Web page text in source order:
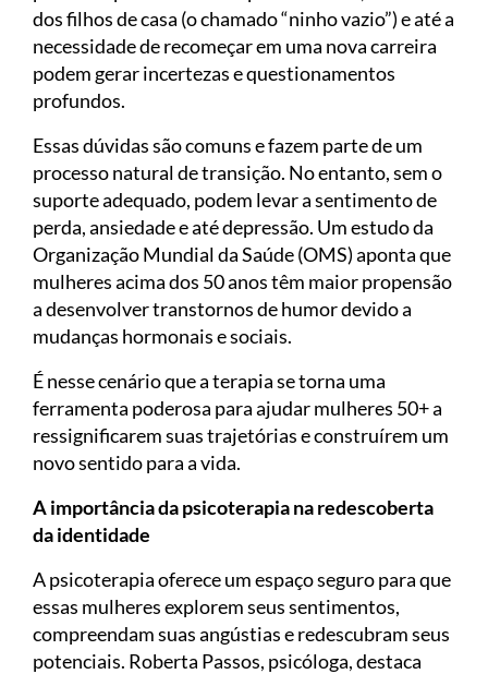
dos filhos de casa (o chamado “ninho vazio”) e até a
necessidade de recomeçar em uma nova carreira
podem gerar incertezas e questionamentos
profundos.
Essas dúvidas são comuns e fazem parte de um
processo natural de transição. No entanto, sem o
suporte adequado, podem levar a sentimento de
perda, ansiedade e até depressão. Um estudo da
Organização Mundial da Saúde (OMS) aponta que
mulheres acima dos 50 anos têm maior propensão
a desenvolver transtornos de humor devido a
mudanças hormonais e sociais.
É nesse cenário que a terapia se torna uma
ferramenta poderosa para ajudar mulheres 50+ a
ressignificarem suas trajetórias e construírem um
novo sentido para a vida.
A importância da psicoterapia na redescoberta
da identidade
A psicoterapia oferece um espaço seguro para que
essas mulheres explorem seus sentimentos,
compreendam suas angústias e redescubram seus
potenciais. Roberta Passos, psicóloga, destaca